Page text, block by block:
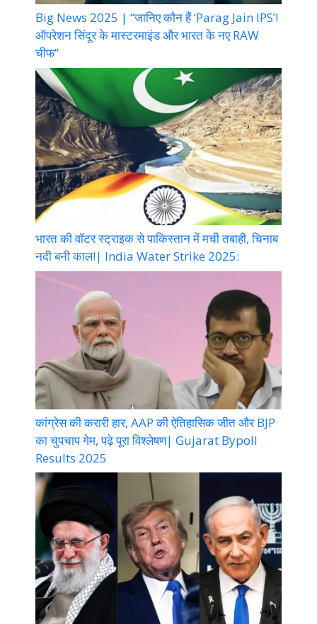
Big News 2025 | “जानिए कौन हैं ‘Parag Jain IPS’!
ऑपरेशन सिंदूर के मास्टरमाइंड और भारत के नए RAW
चीफ”
भारत की वॉटर स्ट्राइक से पाकिस्तान में मची तबाही, चिनाब
नदी बनी काल!| India Water Strike 2025:
कांग्रेस की करारी हार, AAP की ऐतिहासिक जीत और BJP
का चुपचाप गेम, पढ़े पूरा विश्लेषण| Gujarat Bypoll
Results 2025